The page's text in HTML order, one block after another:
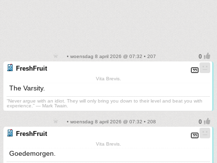
• woensdag 8 april 2026 @ 07:32 • 207
FreshFruit
Vita Brevis.
The Varsity.
“Never argue with an idiot. They will only bring you down to their level and beat you with
experience.” ― Mark Twain.
• woensdag 8 april 2026 @ 07:32 • 208
FreshFruit
Vita Brevis.
Goedemorgen.